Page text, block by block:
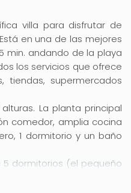
villa para disfrutar de
en una de las mejores
min. andando de la playa
los servicios que ofrece
tiendas, supermercados
La planta principal
comedor, amplia cocina
1 dormitorio y un baño
dormitorios (el pequeño